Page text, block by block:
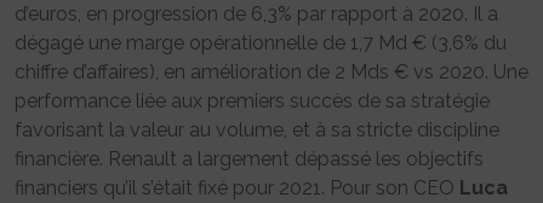
d’euros, en progression de 6,3% par rapport à 2020. Il a
dégagé une marge opérationnelle de 1,7 Md € (3,6% du
chiffre d’affaires), en amélioration de 2 Mds € vs 2020. Une
performance liée aux premiers succès de sa stratégie
favorisant la valeur au volume, et à sa stricte discipline
financière. Renault a largement dépassé les objectifs
financiers qu’il s’était fixé pour 2021. Pour son CEO Luca